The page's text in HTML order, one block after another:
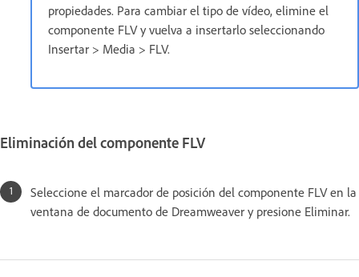
propiedades. Para cambiar el tipo de vídeo, elimine el
componente FLV y vuelva a insertarlo seleccionando
Insertar > Media > FLV.
Eliminación del componente FLV
Seleccione el marcador de posición del componente FLV en la
ventana de documento de Dreamweaver y presione Eliminar.